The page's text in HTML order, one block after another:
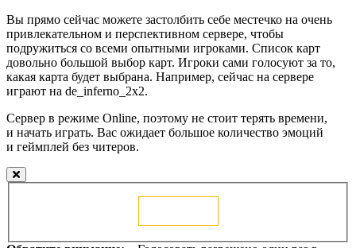
Вы прямо сейчас можете застолбить себе местечко на очень
привлекательном и перспективном сервере, чтобы
подружиться со всеми опытными игроками. Список карт
довольно большой выбор карт. Игроки сами голосуют за то,
какая карта будет выбрана. Например, сейчас на сервере
играют на de_inferno_2x2.
Сервер в режиме Online, поэтому не стоит терять времени,
и начать играть. Вас ожидает большое количество эмоций
и геймплей без читеров.